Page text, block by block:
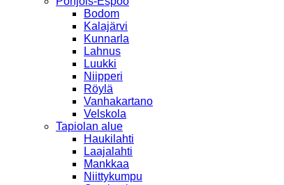
Bodom
Kalajärvi
Kunnarla
Lahnus
Luukki
Niipperi
Röylä
Vanhakartano
Velskola
Tapiolan alue
Haukilahti
Laajalahti
Mankkaa
Niittykumpu